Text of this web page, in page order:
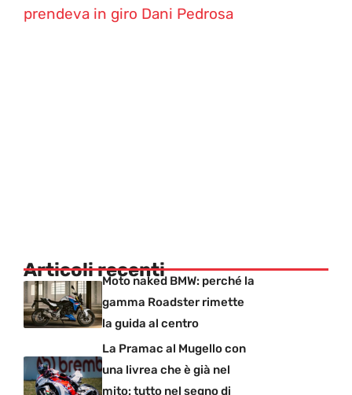
prendeva in giro Dani Pedrosa
Articoli recentiMoto naked BMW: perché la
gamma Roadster rimette
la guida al centro
La Pramac al Mugello con
una livrea che è già nel
mito: tutto nel segno di